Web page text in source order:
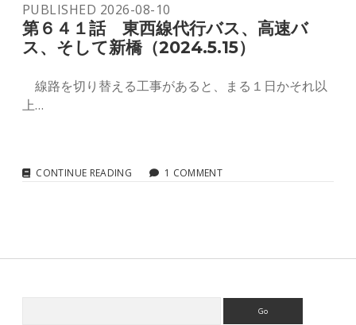
PUBLISHED 2026-08-10
第６４１話 東西線代行バス、高速バ
ス、そして新橋（2024.5.15）
線路を切り替える工事があると、まる１日かそれ以
上…
CONTINUE READING
西
1 COMMENT